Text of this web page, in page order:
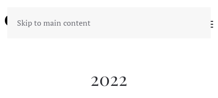
Skip to main content
2022